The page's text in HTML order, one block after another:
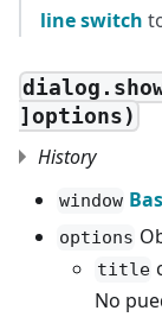
line switch
]options)
History
window
options
title
No